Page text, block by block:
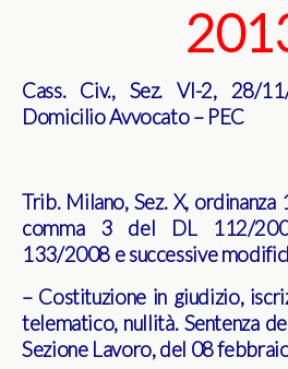
Cass. Civ., Sez. VI-2, 28/
Domicilio Avvocato – PEC
Trib. Milano, Sez. X,
comma 3 del DL 112/
133/2008 e successive
– Costituzione in giudizio,
telematico, nullità. Sentenza
Sezione Lavoro, del 08